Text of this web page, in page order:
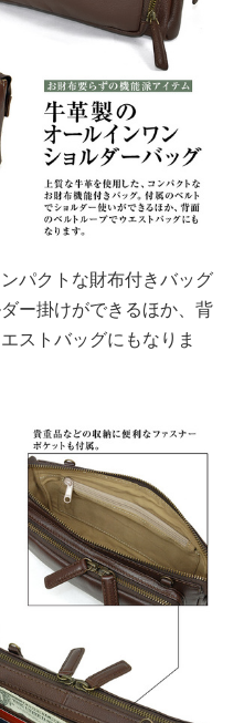
パクトな財布付きバッグ
ー掛けができるほか、背
ストバッグにもなりま